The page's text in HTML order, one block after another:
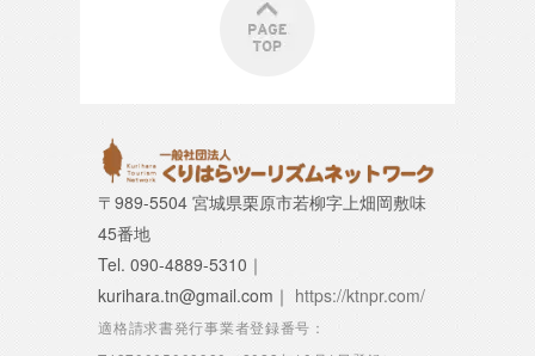
〒989-5504 宮城県栗原市若柳字上畑岡敷味
45番地
Tel. 090-4889-5310｜
kurihara.tn@gmail.com｜ https://ktnpr.com/
適格請求書発行事業者登録番号：